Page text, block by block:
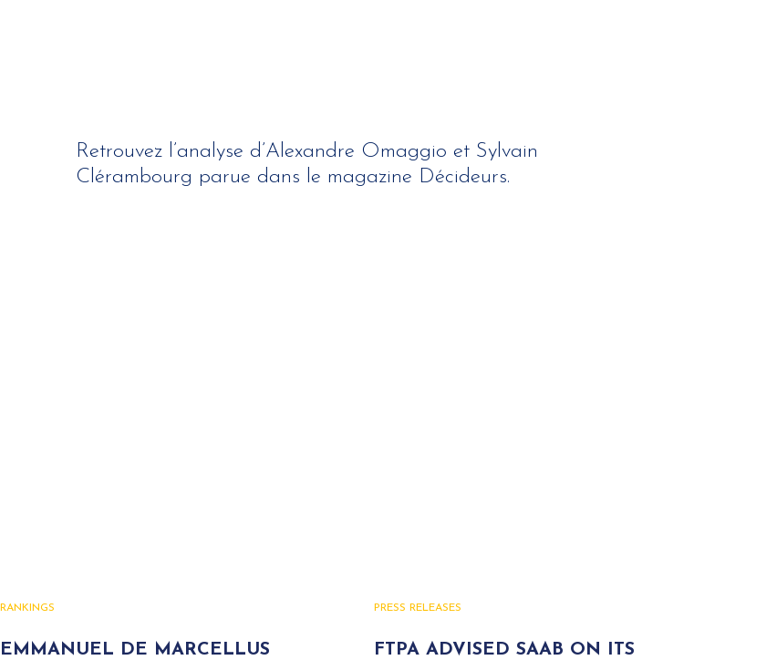
Retrouvez l’analyse d’Alexandre Omaggio et Sylvain
Clérambourg parue dans le magazine Décideurs.
RANKINGS
EMMANUEL DE MARCELLUS
PRESS RELEASES
FTPA ADVISED SAAB ON ITS